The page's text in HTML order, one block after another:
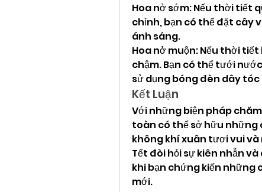
Hoa nở sớm: Nếu thời tiết
chỉnh, bạn có thể đặt cây
ánh sáng.
Hoa nở muộn: Nếu thời
chậm. Bạn có thể tưới
sử dụng bóng đèn dây tóc
Kết Luận
Với những biện pháp
toàn có thể sở hữu những
không khí xuân tươi vui
Tết đòi hỏi sự kiên nhẫn
khi bạn chứng kiến những
mới.